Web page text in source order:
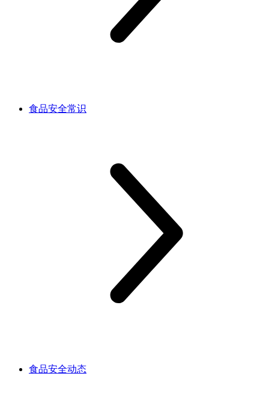
食品安全常识
食品安全动态